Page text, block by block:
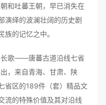
和吐蕃王朝，早已消失在
演绎的波澜壮阔的历史剧
的记忆之中。
歌——唐蕃古道沿线七省
，来自青海、甘肃、陕
省区的189件（套）精品文
流的特殊价值及其对沿线